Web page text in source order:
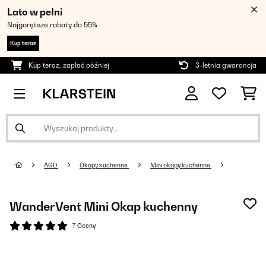
Lato w pełni
Najgorętsze rabaty do 55%
Kup teraz
Kup teraz, zapłać później 3-letnia gwarancja
AGD Okapy kuchenne Mini okapy kuchenne
WanderVent Mini Okap kuchenny
7 Oceny